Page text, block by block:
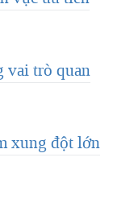
vai trò quan
xung đột lớn